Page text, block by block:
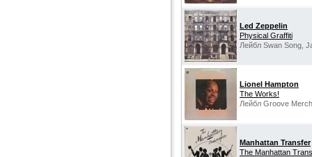
Led Zeppelin
Physical Graffiti
Лейбл Swan Song,
Lionel Hampton
The Works!
Лейбл Groove
Manhattan Transfer
The Manhattan